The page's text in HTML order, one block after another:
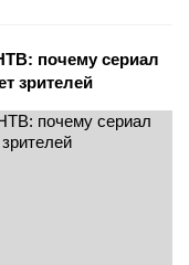
почему сериал
зрителей